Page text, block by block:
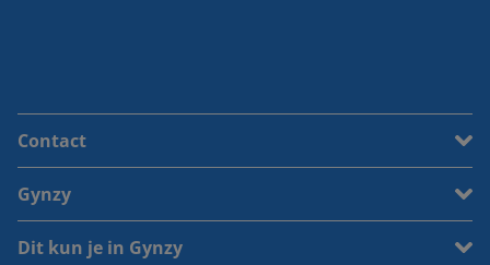
Contact
Gynzy
Dit kun je in Gynzy